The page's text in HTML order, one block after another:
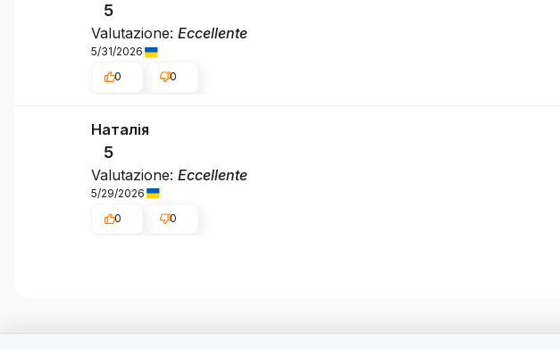
5
Valutazione: Eccellente
5/31/2026
0
0
Наталія
5
Valutazione: Eccellente
5/29/2026
0
0